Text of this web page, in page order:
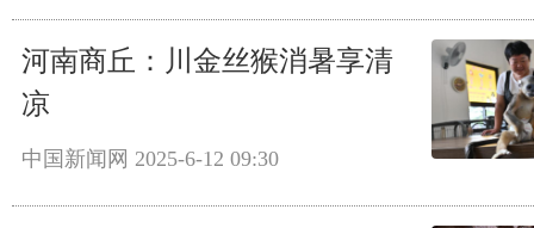
河南商丘：川金丝猴消暑享清
凉
中国新闻网 2025-6-12 09:30